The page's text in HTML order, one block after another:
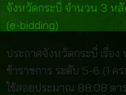
จังหวัดกระบี่ จำนวน 3 หลั
(e-bidding)
ประกาศจังหวัดกระบี่ เรื่อ
ข้าราชการ ระดับ 5-6 (1
ใช้สอยประมาณ 88.08 ตา